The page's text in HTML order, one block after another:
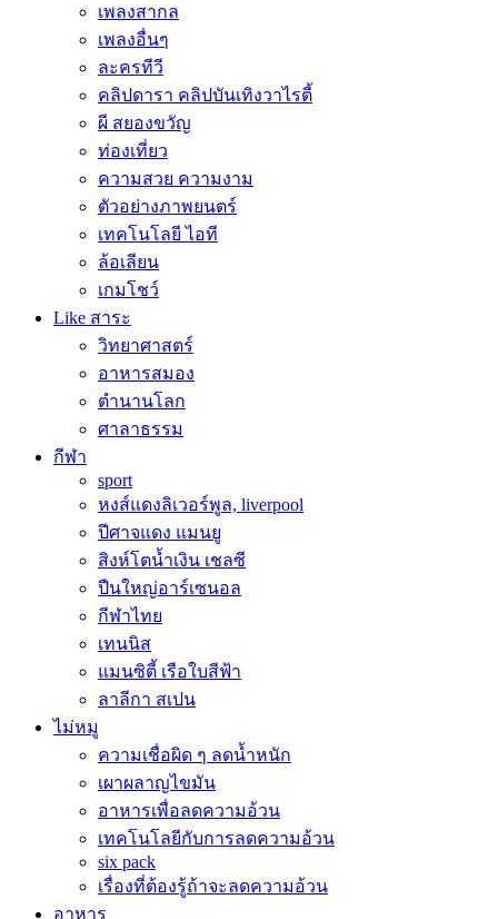
เพลงสากล
เพลงอื่นๆ
ละครทีวี
คลิปดารา คลิปบันเทิงวาไรตี้
ผี สยองขวัญ
ท่องเที่ยว
ความสวย ความงาม
ตัวอย่างภาพยนตร์
เทคโนโลยี ไอที
ล้อเลียน
เกมโชว์
Like สาระ
วิทยาศาสตร์
อาหารสมอง
ตำนานโลก
ศาลาธรรม
กีฬา
sport
หงส์แดงลิเวอร์พูล, liverpool
ปีศาจแดง แมนยู
สิงห์โตน้ำเงิน เชลซี
ปืนใหญ่อาร์เซนอล
กีฬาไทย
เทนนิส
แมนซิตี้ เรือใบสีฟ้า
ลาลีกา สเปน
ไม่หมู
ความเชื่อผิด ๆ ลดน้ำหนัก
เผาผลาญไขมัน
อาหารเพื่อลดความอ้วน
เทคโนโลยีกับการลดความอ้วน
six pack
เรื่องที่ต้องรู้ถ้าจะลดความอ้วน
อาหาร